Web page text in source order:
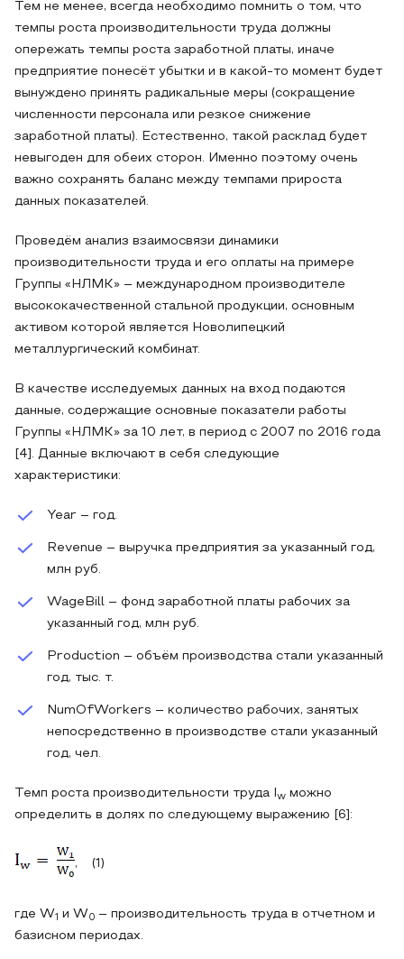
Тем не менее, всегда необходимо помнить о том, что
темпы роста производительности труда должны
опережать темпы роста заработной платы, иначе
предприятие понесёт убытки и в какой-то момент будет
вынуждено принять радикальные меры (сокращение
численности персонала или резкое снижение
заработной платы). Естественно, такой расклад будет
невыгоден для обеих сторон. Именно поэтому очень
важно сохранять баланс между темпами прироста
данных показателей.
Проведём анализ взаимосвязи динамики
производительности труда и его оплаты на примере
Группы «НЛМК» – международном производителе
высококачественной стальной продукции, основным
активом которой является Новолипецкий
металлургический комбинат.
В качестве исследуемых данных на вход подаются
данные, содержащие основные показатели работы
Группы «НЛМК» за 10 лет, в период с 2007 по 2016 года
[4]. Данные включают в себя следующие
характеристики:
Year – год.
Revenue – выручка предприятия за указанный год,
млн руб.
WageBill – фонд заработной платы рабочих за
указанный год, млн руб.
Production – объём производства стали указанный
год, тыс. т.
NumOfWorkers – количество рабочих, занятых
непосредственно в производстве стали указанный
год, чел.
Темп роста производительности труда I w можно
определить в долях по следующему выражению [6]:
, (1)
где W1 и W 0 – производительность труда в отчетном и
базисном периодах.